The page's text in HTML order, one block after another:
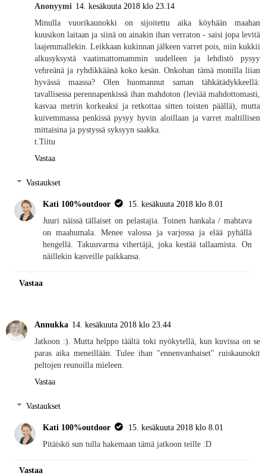
Anonyymi 14. kesäkuuta 2018 klo 23.14
Minulla vuorikaunokki on sijoitettu aika köyhään maahan
kuusikon laitaan ja siinä on ainakin ihan verraton - saisi jopa levitä
laajemmallekin. Leikkaan kukinnan jälkeen varret pois, niin kukkii
alkusyksystä vaatimattomammin uudelleen ja lehdistö pysyy
vehreänä ja ryhdikkäänä koko kesän. Onkohan tämä monilla liian
hyvässä maassa? Olen huomannut saman tähkätädykkeellä:
tavallisessa perennapenkissä ihan mahdoton (leviää mahdottomasti,
kasvaa metrin korkeaksi ja retkottaa sitten toisten päällä), mutta
kuivemmassa penkissä pysyy hyvin aloillaan ja varret maltillisen
mittaisina ja pystyssä syksyyn saakka.
t.Tiitu
Vastaa
Vastaukset
Kati 100%outdoor
15. kesäkuuta 2018 klo 8.01
Juuri näissä tällaiset on pelastajia. Toinen hankala / mahtava
on maahumala. Menee valossa ja varjossa ja elää pyhällä
hengellä. Takuuvarma vihertäjä, joka kestää tallaamista. On
näillekin kasveille paikkansa.
Vastaa
Annukka 14. kesäkuuta 2018 klo 23.44
Jatkoon :). Mutta helppo täältä toki nyökytellä, kun kuvissa on se
paras aika meneillään. Tulee ihan "ennenvanhaiset" ruiskaunokit
peltojen reunoilla mieleen.
Vastaa
Vastaukset
Kati 100%outdoor
15. kesäkuuta 2018 klo 8.01
Pitäiskö sun tulla hakemaan tämä jatkoon teille :D
Vastaa